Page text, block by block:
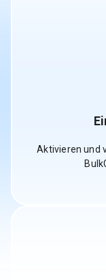
Aktivieren und